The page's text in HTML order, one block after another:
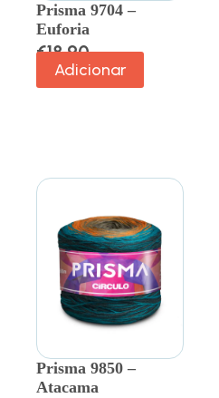
Prisma 9704 –
Euforia
€18.90
Adicionar
Prisma 9850 –
Atacama